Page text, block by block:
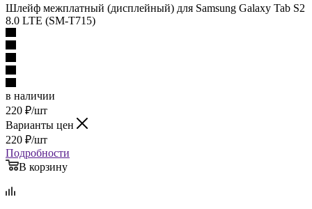
Шлейф межплатный (дисплейный) для Samsung Galaxy Tab S2
8.0 LTE (SM-T715)
в наличии
220 ₽/шт
Варианты цен
220 ₽/шт
Подробности
В корзину